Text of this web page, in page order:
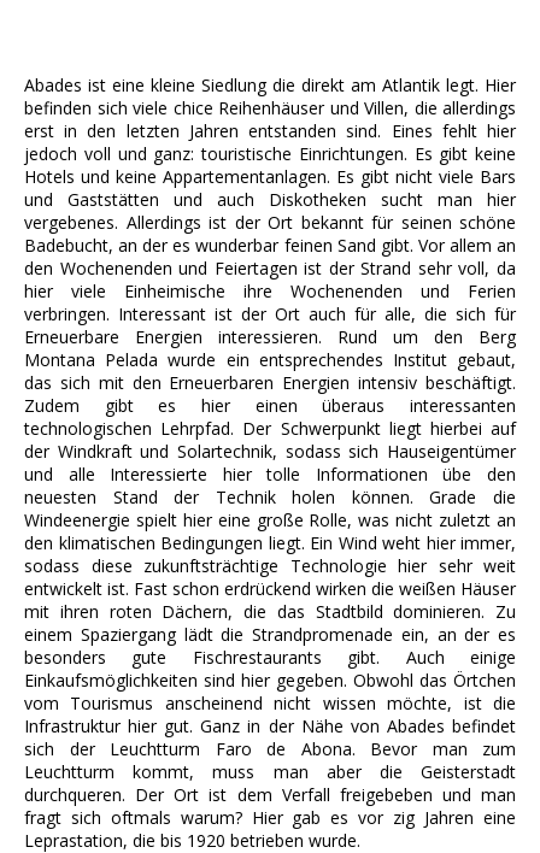
Abades ist eine kleine Siedlung die direkt am Atlantik legt. Hier
befinden sich viele chice Reihenhäuser und Villen, die allerdings
erst in den letzten Jahren entstanden sind. Eines fehlt hier
jedoch voll und ganz: touristische Einrichtungen. Es gibt keine
Hotels und keine Appartementanlagen. Es gibt nicht viele Bars
und Gaststätten und auch Diskotheken sucht man hier
vergebenes. Allerdings ist der Ort bekannt für seinen schöne
Badebucht, an der es wunderbar feinen Sand gibt. Vor allem an
den Wochenenden und Feiertagen ist der Strand sehr voll, da
hier viele Einheimische ihre Wochenenden und Ferien
verbringen. Interessant ist der Ort auch für alle, die sich für
Erneuerbare Energien interessieren. Rund um den Berg
Montana Pelada wurde ein entsprechendes Institut gebaut,
das sich mit den Erneuerbaren Energien intensiv beschäftigt.
Zudem gibt es hier einen überaus interessanten
technologischen Lehrpfad. Der Schwerpunkt liegt hierbei auf
der Windkraft und Solartechnik, sodass sich Hauseigentümer
und alle Interessierte hier tolle Informationen übe den
neuesten Stand der Technik holen können. Grade die
Windeenergie spielt hier eine große Rolle, was nicht zuletzt an
den klimatischen Bedingungen liegt. Ein Wind weht hier immer,
sodass diese zukunftsträchtige Technologie hier sehr weit
entwickelt ist. Fast schon erdrückend wirken die weißen Häuser
mit ihren roten Dächern, die das Stadtbild dominieren. Zu
einem Spaziergang lädt die Strandpromenade ein, an der es
besonders gute Fischrestaurants gibt. Auch einige
Einkaufsmöglichkeiten sind hier gegeben. Obwohl das Örtchen
vom Tourismus anscheinend nicht wissen möchte, ist die
Infrastruktur hier gut. Ganz in der Nähe von Abades befindet
sich der Leuchtturm Faro de Abona. Bevor man zum
Leuchtturm kommt, muss man aber die Geisterstadt
durchqueren. Der Ort ist dem Verfall freigebeben und man
fragt sich oftmals warum? Hier gab es vor zig Jahren eine
Leprastation, die bis 1920 betrieben wurde.